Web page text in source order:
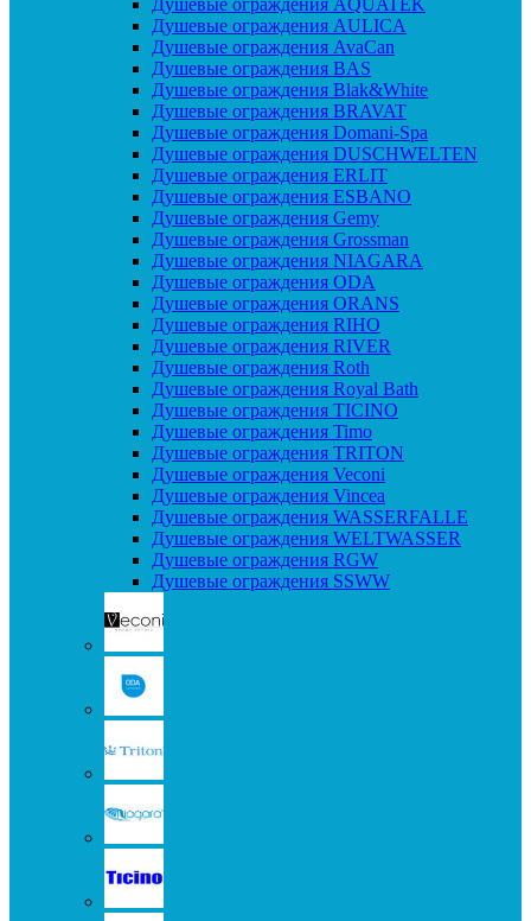
Душевые ограждения AQUATEK
Душевые ограждения AULICA
Душевые ограждения AvaCan
Душевые ограждения BAS
Душевые ограждения Blak&White
Душевые ограждения BRAVAT
Душевые ограждения Domani-Spa
Душевые ограждения DUSCHWELTEN
Душевые ограждения ERLIT
Душевые ограждения ESBANO
Душевые ограждения Gemy
Душевые ограждения Grossman
Душевые ограждения NIAGARA
Душевые ограждения ODA
Душевые ограждения ORANS
Душевые ограждения RIHO
Душевые ограждения RIVER
Душевые ограждения Roth
Душевые ограждения Royal Bath
Душевые ограждения TICINO
Душевые ограждения Timo
Душевые ограждения TRITON
Душевые ограждения Veconi
Душевые ограждения Vincea
Душевые ограждения WASSERFALLE
Душевые ограждения WELTWASSER
Душевые ограждения RGW
Душевые ограждения SSWW